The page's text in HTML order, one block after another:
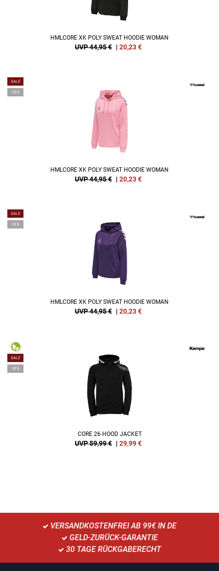
HMLCORE XK POLY SWEAT HOODIE WOMAN
UVP 44,95 € | 20,23€
SALE
-55%
HMLCORE XK POLY SWEAT HOODIE WOMAN
UVP 44,95 € | 20,23€
SALE
-55%
HMLCORE XK POLY SWEAT HOODIE WOMAN
UVP 44,95 € | 20,23€
SALE
-50%
CORE 26 HOOD JACKET
UVP 59,99 € | 29,99€
VERSANDKOSTENFREI AB 99€ IN DE
GELD-ZURÜCK-GARANTIE
30 TAGE RÜCKGABERECHT